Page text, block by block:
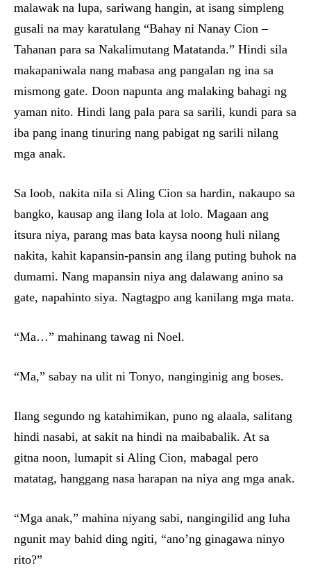
malawak na lupa, sariwang hangin, at isang simpleng
gusali na may karatulang “Bahay ni Nanay Cion –
Tahanan para sa Nakalimutang Matatanda.” Hindi sila
makapaniwala nang mabasa ang pangalan ng ina sa
mismong gate. Doon napunta ang malaking bahagi ng
yaman nito. Hindi lang pala para sa sarili, kundi para sa
iba pang inang tinuring nang pabigat ng sarili nilang
mga anak.
Sa loob, nakita nila si Aling Cion sa hardin, nakaupo sa
bangko, kausap ang ilang lola at lolo. Magaan ang
itsura niya, parang mas bata kaysa noong huli nilang
nakita, kahit kapansin-pansin ang ilang puting buhok na
dumami. Nang mapansin niya ang dalawang anino sa
gate, napahinto siya. Nagtagpo ang kanilang mga mata.
“Ma…” mahinang tawag ni Noel.
“Ma,” sabay na ulit ni Tonyo, nanginginig ang boses.
Ilang segundo ng katahimikan, puno ng alaala, salitang
hindi nasabi, at sakit na hindi na maibabalik. At sa
gitna noon, lumapit si Aling Cion, mabagal pero
matatag, hanggang nasa harapan na niya ang mga anak.
“Mga anak,” mahina niyang sabi, nangingilid ang luha
ngunit may bahid ding ngiti, “ano’ng ginagawa ninyo
rito?”